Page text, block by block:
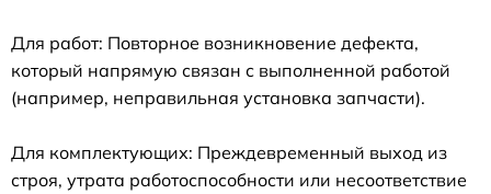
Для работ: Повторное возникновение дефекта,
который напрямую связан с выполненной работой
(например, неправильная установка запчасти).
Для комплектующих: Преждевременный выход из
строя, утрата работоспособности или несоответствие